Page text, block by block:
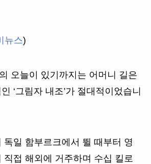
뉴스)
오늘이 있기까지는 어머니 길은
‘그림자 내조’가 절대적이었습니
독일 함부르크에서 뛸 때부터 영
직접 해외에 거주하며 수십 킬로